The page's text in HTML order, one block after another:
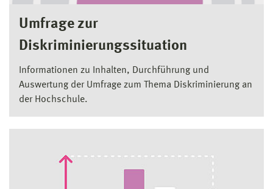
Umfrage zur
Diskriminierungssituation
Informationen zu Inhalten, Durchführung und
Auswertung der Umfrage zum Thema Diskriminierung an
der Hochschule.